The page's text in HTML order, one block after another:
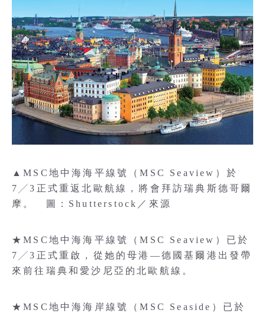
▲MSC地中海海平線號（MSC Seaview）於
7╱3正式重返北歐航線，將會拜訪瑞典斯德哥爾
摩。 圖：Shutterstock／來源
★MSC地中海海平線號（MSC Seaview）已於
7╱3正式重啟，從她的母港—德國基爾港出發帶
來前往瑞典和愛沙尼亞的北歐航線。
★MSC地中海海岸線號（MSC Seaside）已於